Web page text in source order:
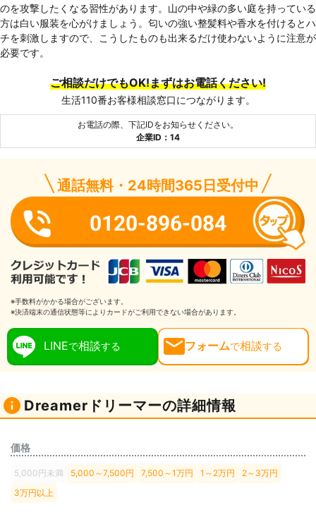
のを攻撃したくなる習性があります。山の中や緑の多い庭を持っている
方は白い服装を心がけましょう。匂いの強い整髪料や香水を付けるとハ
チを刺激しますので、こうしたものも出来るだけ使わないように注意が
必要です。
ご相談だけでもOK!まずはお電話ください!
生活110番お客様相談窓口につながります。
お電話の際、下記IDをお知らせください。
企業ID：14
通話無料・24時間365日受付中
0120-896-084
※手数料がかかる場合がございます。
※決済端末の通信状態等によりカードがご利用できない場合があります。
LINEで相談する フォームで相談する
Dreamerドリーマーの詳細情報
価格
5,000円未満 5,000～7,500円 7,500～1万円 1～2万円
2～3万円
3万円以上